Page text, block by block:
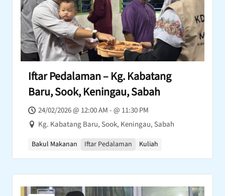
Iftar Pedalaman – Kg. Kabatang
Baru, Sook, Keningau, Sabah
24/02/2026 @ 12:00 AM - @ 11:30 PM
Kg. Kabatang Baru, Sook, Keningau, Sabah
Bakul Makanan Iftar Pedalaman Kuliah